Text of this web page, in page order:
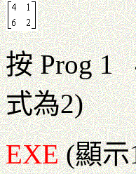
按 Prog 1
式為2)
EXE(顯示